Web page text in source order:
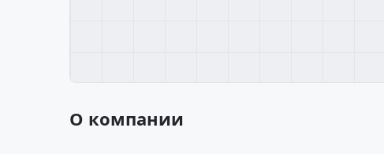
О компании